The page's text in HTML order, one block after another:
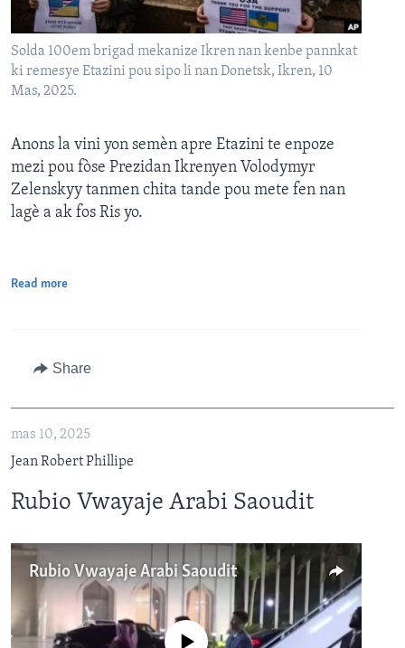
Solda 100em brigad mekanize Ikren nan kenbe pannkat
ki remesye Etazini pou sipo li nan Donetsk, Ikren, 10
Mas, 2025.
Anons la vini yon semèn apre Etazini te enpoze
mezi pou fòse Prezidan Ikrenyen Volodymyr
Zelenskyy tanmen chita tande pou mete fen nan
lagè a ak fos Ris yo.
Read more
Share
mas 10, 2025
Jean Robert Phillipe
Rubio Vwayaje Arabi Saoudit
Rubio Vwayaje Arabi Saoudit
No media source currently available